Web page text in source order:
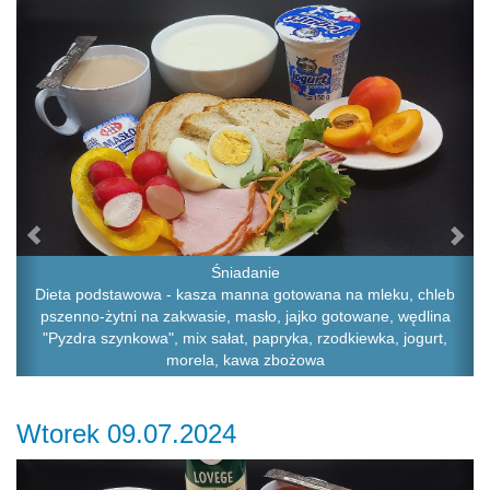
Śniadanie
Dieta podstawowa - kasza manna gotowana na mleku, chleb
pszenno-żytni na zakwasie, masło, jajko gotowane, wędlina
"Pyzdra szynkowa", mix sałat, papryka, rzodkiewka, jogurt,
morela, kawa zbożowa
Wtorek 09.07.2024